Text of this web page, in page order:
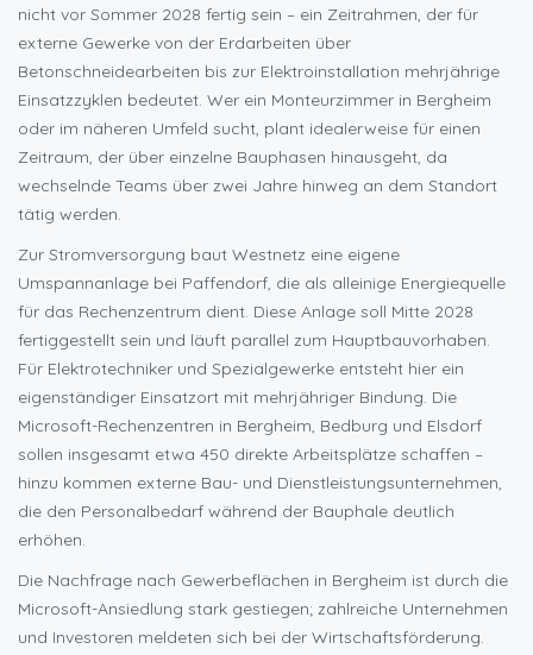
nicht vor Sommer 2028 fertig sein – ein Zeitrahmen, der für
externe Gewerke von der Erdarbeiten über
Betonschneidearbeiten bis zur Elektroinstallation mehrjährige
Einsatzzyklen bedeutet. Wer ein Monteurzimmer in Bergheim
oder im näheren Umfeld sucht, plant idealerweise für einen
Zeitraum, der über einzelne Bauphasen hinausgeht, da
wechselnde Teams über zwei Jahre hinweg an dem Standort
tätig werden.
Zur Stromversorgung baut Westnetz eine eigene
Umspannanlage bei Paffendorf, die als alleinige Energiequelle
für das Rechenzentrum dient. Diese Anlage soll Mitte 2028
fertiggestellt sein und läuft parallel zum Hauptbauvorhaben.
Für Elektrotechniker und Spezialgewerke entsteht hier ein
eigenständiger Einsatzort mit mehrjähriger Bindung. Die
Microsoft-Rechenzentren in Bergheim, Bedburg und Elsdorf
sollen insgesamt etwa 450 direkte Arbeitsplätze schaffen –
hinzu kommen externe Bau- und Dienstleistungsunternehmen,
die den Personalbedarf während der Bauphale deutlich
erhöhen.
Die Nachfrage nach Gewerbeflächen in Bergheim ist durch die
Microsoft-Ansiedlung stark gestiegen; zahlreiche Unternehmen
und Investoren meldeten sich bei der Wirtschaftsförderung.